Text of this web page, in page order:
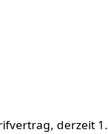
derzeit